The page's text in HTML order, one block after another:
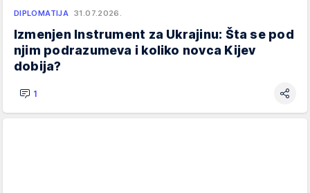
DIPLOMATIJA 31.07.2026.
Izmenjen Instrument za Ukrajinu: Šta se pod
njim podrazumeva i koliko novca Kijev
dobija?
1